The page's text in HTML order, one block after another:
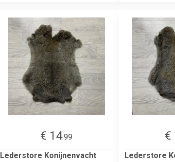
€ 14.99
Lederstore Konijnenvacht
€
Lederstore